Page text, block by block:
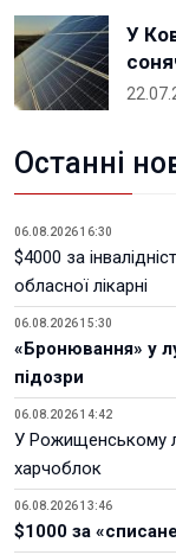
У
Останні
06.08.2026 16:30
$4000 за
обласної лікарні
06.08.2026 15:30
«Бронювання» у
підозри
06.08.2026 14:42
У Рожищенському
харчоблок
06.08.2026 13:46
$1000 за